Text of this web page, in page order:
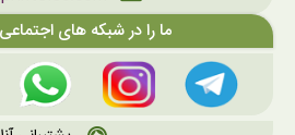
ما را در شبکه های